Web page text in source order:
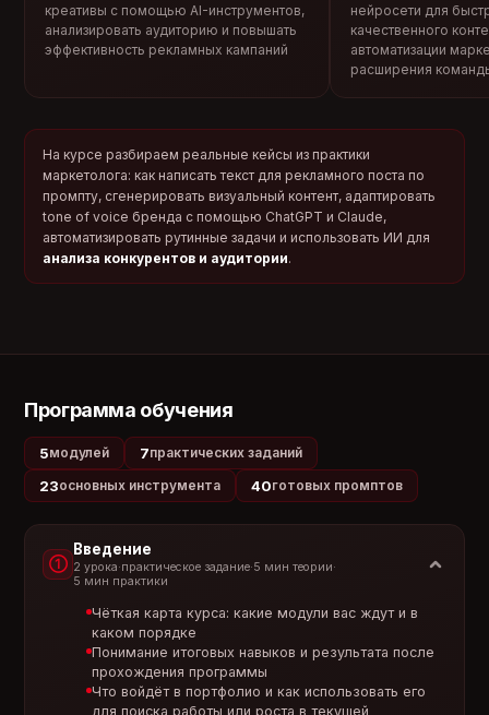
креативы с помощью AI-инструментов,
анализировать аудиторию и повышать
эффективность рекламных кампаний
нейросети для
качественного
автоматизации
расширения
На курсе разбираем реальные кейсы из практики
маркетолога: как написать текст для рекламного поста по
промпту, сгенерировать визуальный контент, адаптировать
tone of voice бренда с помощью ChatGPT и Claude,
автоматизировать рутинные задачи и использовать ИИ для
анализа конкурентов и аудитории.
Программа обучения
5модулей 7практических заданий
23основных инструмента 40готовых промптов
①
Введение
2 урока·практическое задание·5 мин теории·
5 мин практики
Чёткая карта курса: какие модули вас ждут и в
каком порядке
Понимание итоговых навыков и результата после
прохождения программы
Что войдёт в портфолио и как использовать его
для поиска работы или роста в текущей
Потоковый и асинхронный
2 083 ₽/мес
Беспроцентная рассрочка на 18 месяцев
при полной оплате
Дополнительная скидка 10%
Получить консультацию